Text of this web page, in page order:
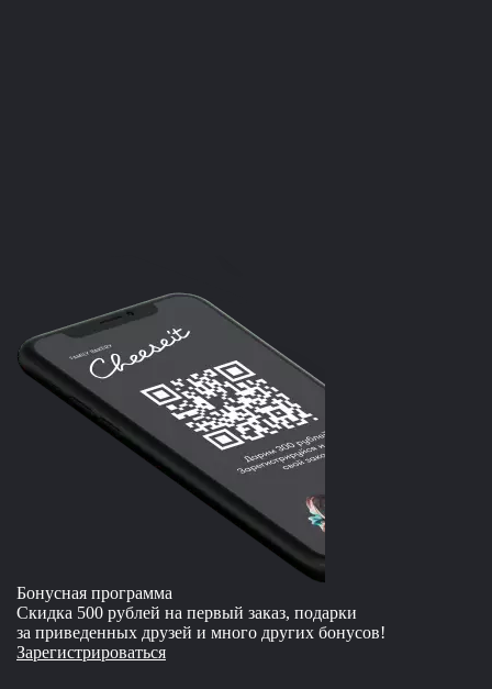
Бонусная программа
Скидка 500 рублей на первый заказ, подарки
за приведенных друзей и много других бонусов!
Зарегистрироваться